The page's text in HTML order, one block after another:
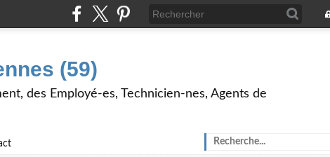
(59)
des Employé-es, Technicien-nes, Agents de